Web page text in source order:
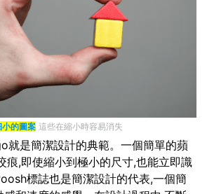
小的圖案 這些在縮小時容易消失
就是簡潔設計的典範。一個簡單的蘋
痕,即使縮小到極小的尺寸,也能立即識
標誌也是簡潔設計的代表,一個簡